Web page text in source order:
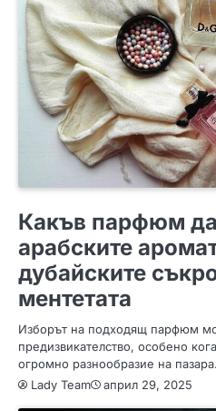
Какъв парфюм
арабските
дубайските
ментетата
Изборът на подходящ парфюм
предизвикателство, особено
огромно разнообразие на
Lady Team
април 29, 2025